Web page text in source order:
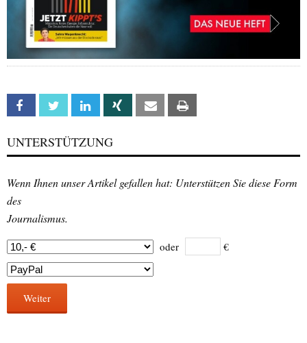
Facebook Twitter Linkedin Xing Email
UNTERSTÜTZUNG
Wenn Ihnen unser Artikel gefallen hat: Unterstützen Sie diese Form
des
Journalismus.
oder €
Weiter